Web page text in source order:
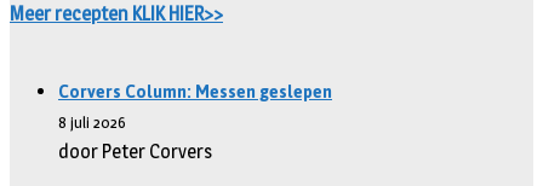
Meer recepten KLIK HIER>>
Corvers Column: Messen geslepen
8 juli 2026
door Peter Corvers